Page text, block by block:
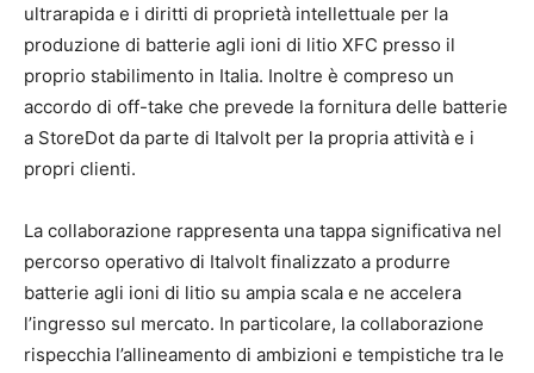
ultrarapida e i diritti di proprietà intellettuale per la
produzione di batterie agli ioni di litio XFC presso il
proprio stabilimento in Italia. Inoltre è compreso un
accordo di off-take che prevede la fornitura delle batterie
a StoreDot da parte di Italvolt per la propria attività e i
propri clienti.
La collaborazione rappresenta una tappa significativa nel
percorso operativo di Italvolt finalizzato a produrre
batterie agli ioni di litio su ampia scala e ne accelera
l’ingresso sul mercato. In particolare, la collaborazione
rispecchia l’allineamento di ambizioni e tempistiche tra le